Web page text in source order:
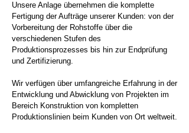
Unsere Anlage übernehmen die komplette
Fertigung der Aufträge unserer Kunden: von der
Vorbereitung der Rohstoffe über die
verschiedenen Stufen des
Produktionsprozesses bis hin zur Endprüfung
und Zertifizierung.
Wir verfügen über umfangreiche Erfahrung in der
Entwicklung und Abwicklung von Projekten im
Bereich Konstruktion von kompletten
Produktionslinien beim Kunden von Ort weltweit.